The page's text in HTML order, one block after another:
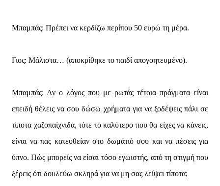
Μπαμπάς: Πρέπει να κερδίζω περίπου 50 ευρώ τη μέρα.
Γιος: Μάλιστα… (αποκρίθηκε το παιδί απογοητευμένο).
Μπαμπάς: Αν ο λόγος που με ρωτάς τέτοια πράγματα είναι
επειδή θέλεις να σου δώσω χρήματα για να ξοδέψεις πάλι σε
τίποτα χαζοπαίχνιδα, τότε το καλύτερο που θα είχες να κάνεις,
είναι να πας κατευθείαν στο δωμάτιό σου και να πέσεις για
ύπνο. Πώς μπορείς να είσαι τόσο εγωιστής, από τη στιγμή που
ξέρεις ότι δουλεύω σκληρά για να μη σας λείψει τίποτα;